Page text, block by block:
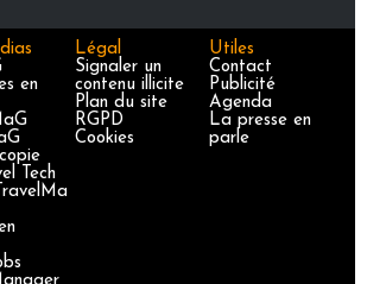
en
Tech
Légal
Signaler un
contenu illicite
Plan du site
RGPD
Cookies
Utiles
Contact
Publicité
Agenda
La presse en
parle